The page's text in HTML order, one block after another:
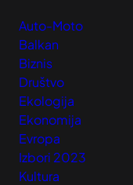
Auto-Moto
Balkan
Biznis
Društvo
Ekologija
Ekonomija
Evropa
Izbori 2023
Kultura